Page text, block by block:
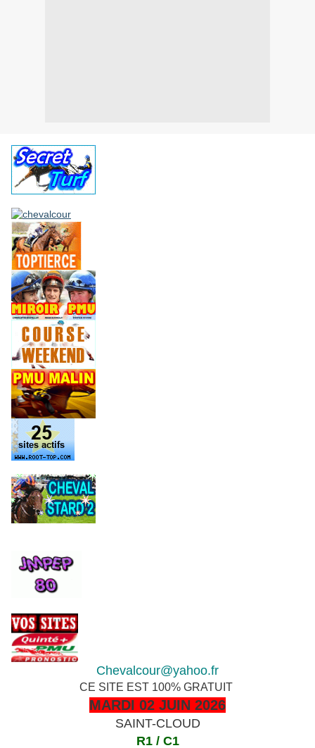
Chevalcour@yahoo.fr
CE SITE EST 100% GRATUIT
MARDI 02 JUIN 2026
SAINT-CLOUD
R1 / C1